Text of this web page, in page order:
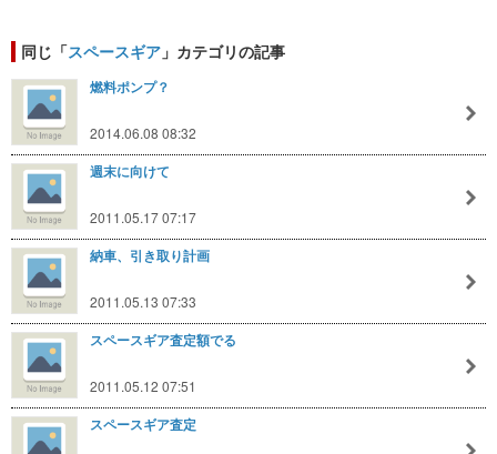
同じ「スペースギア 」カテゴリの記事
燃料ポンプ？
2014.06.08 08:32
週末に向けて
2011.05.17 07:17
納車、引き取り計画
2011.05.13 07:33
スペースギア査定額でる
2011.05.12 07:51
スペースギア査定